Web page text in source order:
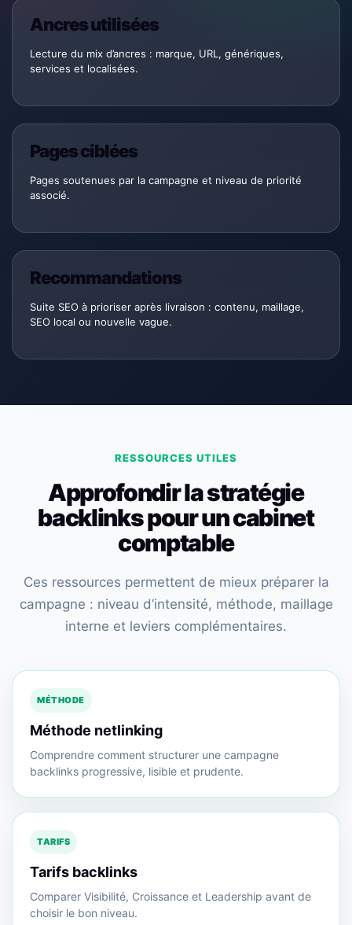
Ancres utilisées
Lecture du mix d’ancres : marque, URL, génériques,
services et localisées.
Pages ciblées
Pages soutenues par la campagne et niveau de priorité
associé.
Recommandations
Suite SEO à prioriser après livraison : contenu, maillage,
SEO local ou nouvelle vague.
RESSOURCES UTILES
Approfondir la stratégie
backlinks pour un cabinet
comptable
Ces ressources permettent de mieux préparer la
campagne : niveau d’intensité, méthode, maillage
interne et leviers complémentaires.
MÉTHODE
Méthode netlinking
Comprendre comment structurer une campagne
backlinks progressive, lisible et prudente.
TARIFS
Tarifs backlinks
Comparer Visibilité, Croissance et Leadership avant de
choisir le bon niveau.